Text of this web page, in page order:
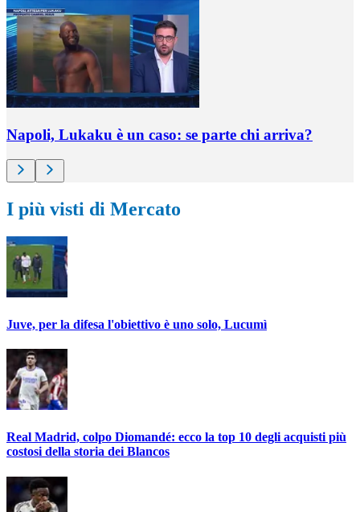
Napoli, Lukaku è un caso: se parte chi arriva?
I più visti di Mercato
Juve, per la difesa l'obiettivo è uno solo, Lucumì
Real Madrid, colpo Diomandé: ecco la top 10 degli acquisti più
costosi della storia dei Blancos